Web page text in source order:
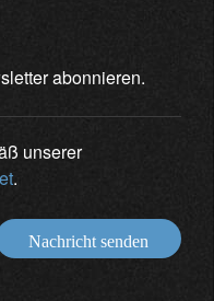
abonnieren.
unserer
.
Nachricht senden